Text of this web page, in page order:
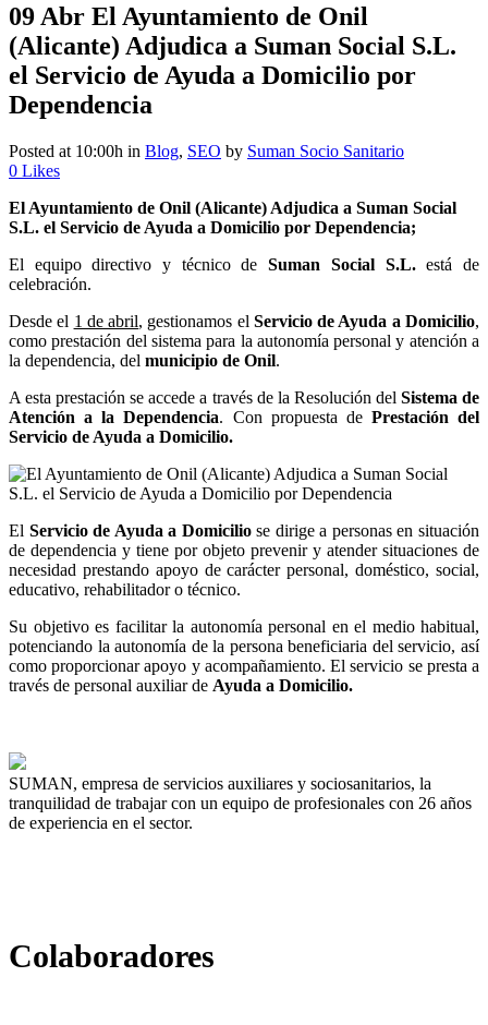
09 Abr El Ayuntamiento de Onil
(Alicante) Adjudica a Suman Social S.L.
el Servicio de Ayuda a Domicilio por
Dependencia
Posted at 10:00h in Blog, SEO by Suman Socio Sanitario
0 Likes
El Ayuntamiento de Onil (Alicante) Adjudica a Suman Social
S.L. el Servicio de Ayuda a Domicilio por Dependencia;
El equipo directivo y técnico deSuman Social S.L.está de
celebración.
Desde el 1 de abril, gestionamos el Servicio de Ayuda a Domicilio,
como prestación del sistema para la autonomía personal y atención a
la dependencia, del municipio de Onil.
A esta prestación se accede a través de la Resolución del Sistema de
Atención a la Dependencia. Con propuesta de Prestación del
Servicio de Ayuda a Domicilio.
El Servicio de Ayuda a Domiciliose dirige a personas en situación
de dependencia y tiene por objeto prevenir y atender situaciones de
necesidad prestando apoyo de carácter personal, doméstico, social,
educativo, rehabilitador o técnico.
Su objetivo es facilitar la autonomía personal en el medio habitual,
potenciando la autonomía de la persona beneficiaria del servicio, así
como proporcionar apoyo y acompañamiento. El servicio se presta a
través de personal auxiliar de Ayuda a Domicilio.
SUMAN, empresa de servicios auxiliares y sociosanitarios, la
tranquilidad de trabajar con un equipo de profesionales con 26 años
de experiencia en el sector.
Colaboradores